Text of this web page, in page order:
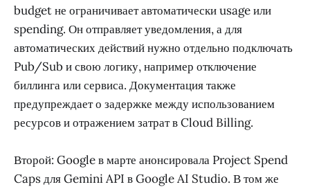
budget не ограничивает автоматически usage или
spending. Он отправляет уведомления, а для
автоматических действий нужно отдельно подключать
Pub/Sub и свою логику, например отключение
биллинга или сервиса. Документация также
предупреждает о задержке между использованием
ресурсов и отражением затрат в Cloud Billing.
Второй: Google в марте анонсировала Project Spend
Caps для Gemini API в Google AI Studio. В том же